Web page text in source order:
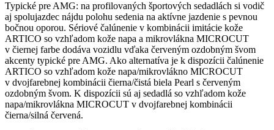
Typické pre AMG: na profilovaných športových sedadlách si vodič
aj spolujazdec nájdu polohu sedenia na aktívne jazdenie s pevnou
bočnou oporou. Sériové čalúnenie v kombinácii imitácie kože
ARTICO so vzhľadom kože napa a mikrovlákna MICROCUT
v čiernej farbe dodáva vozidlu vďaka červeným ozdobným švom
akcenty typické pre AMG. Ako alternatíva je k dispozícii čalúnenie
ARTICO so vzhľadom kože napa/mikrovlákno MICROCUT
v dvojfarebnej kombinácii čierna/čistá biela Pearl s červeným
ozdobným švom. K dispozícii sú aj sedadlá so vzhľadom kože
napa/mikrovlákna MICROCUT v dvojfarebnej kombinácii
čierna/silná červená.